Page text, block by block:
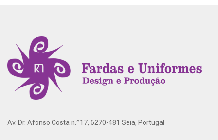
Av. Dr. Afonso Costa n.º17, 6270-481 Seia, Portugal